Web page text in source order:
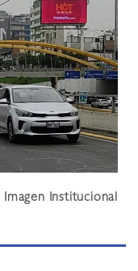
Institucional